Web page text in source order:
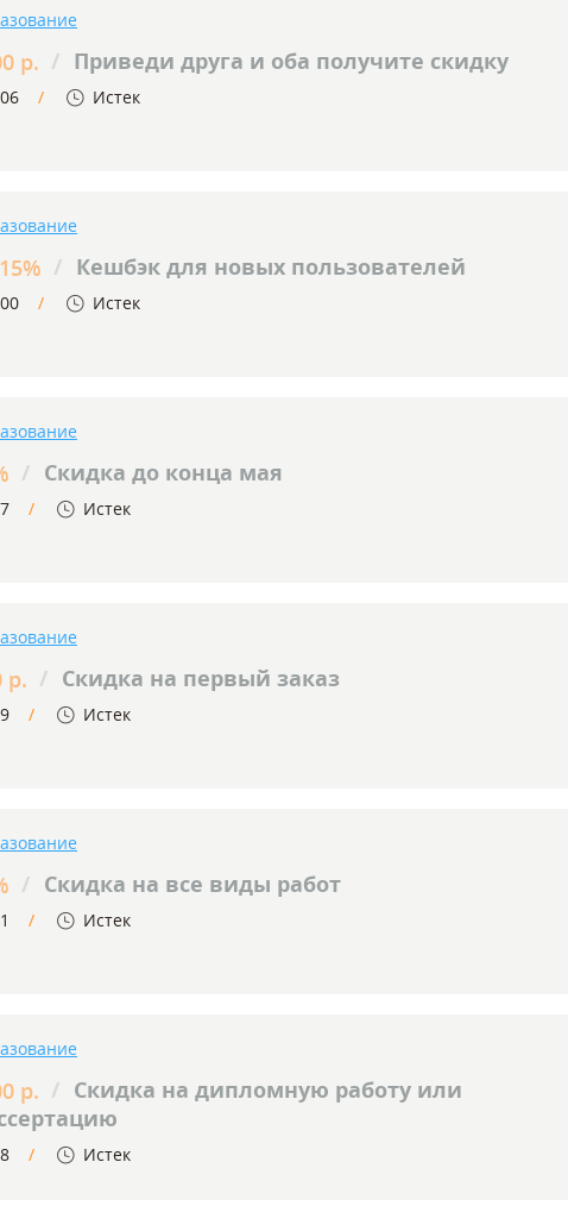
р. / Приведи друга и оба получите скидку
Истек
/ Кешбэк для новых пользователей
Истек
/ Скидка до конца мая
Истек
р. / Скидка на первый заказ
Истек
/ Скидка на все виды работ
Истек
р. / Скидка на дипломную работу или
Истек